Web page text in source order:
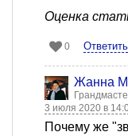
Оценка
0 Ответить
Жанна
3 июля 2020 в
Почему же